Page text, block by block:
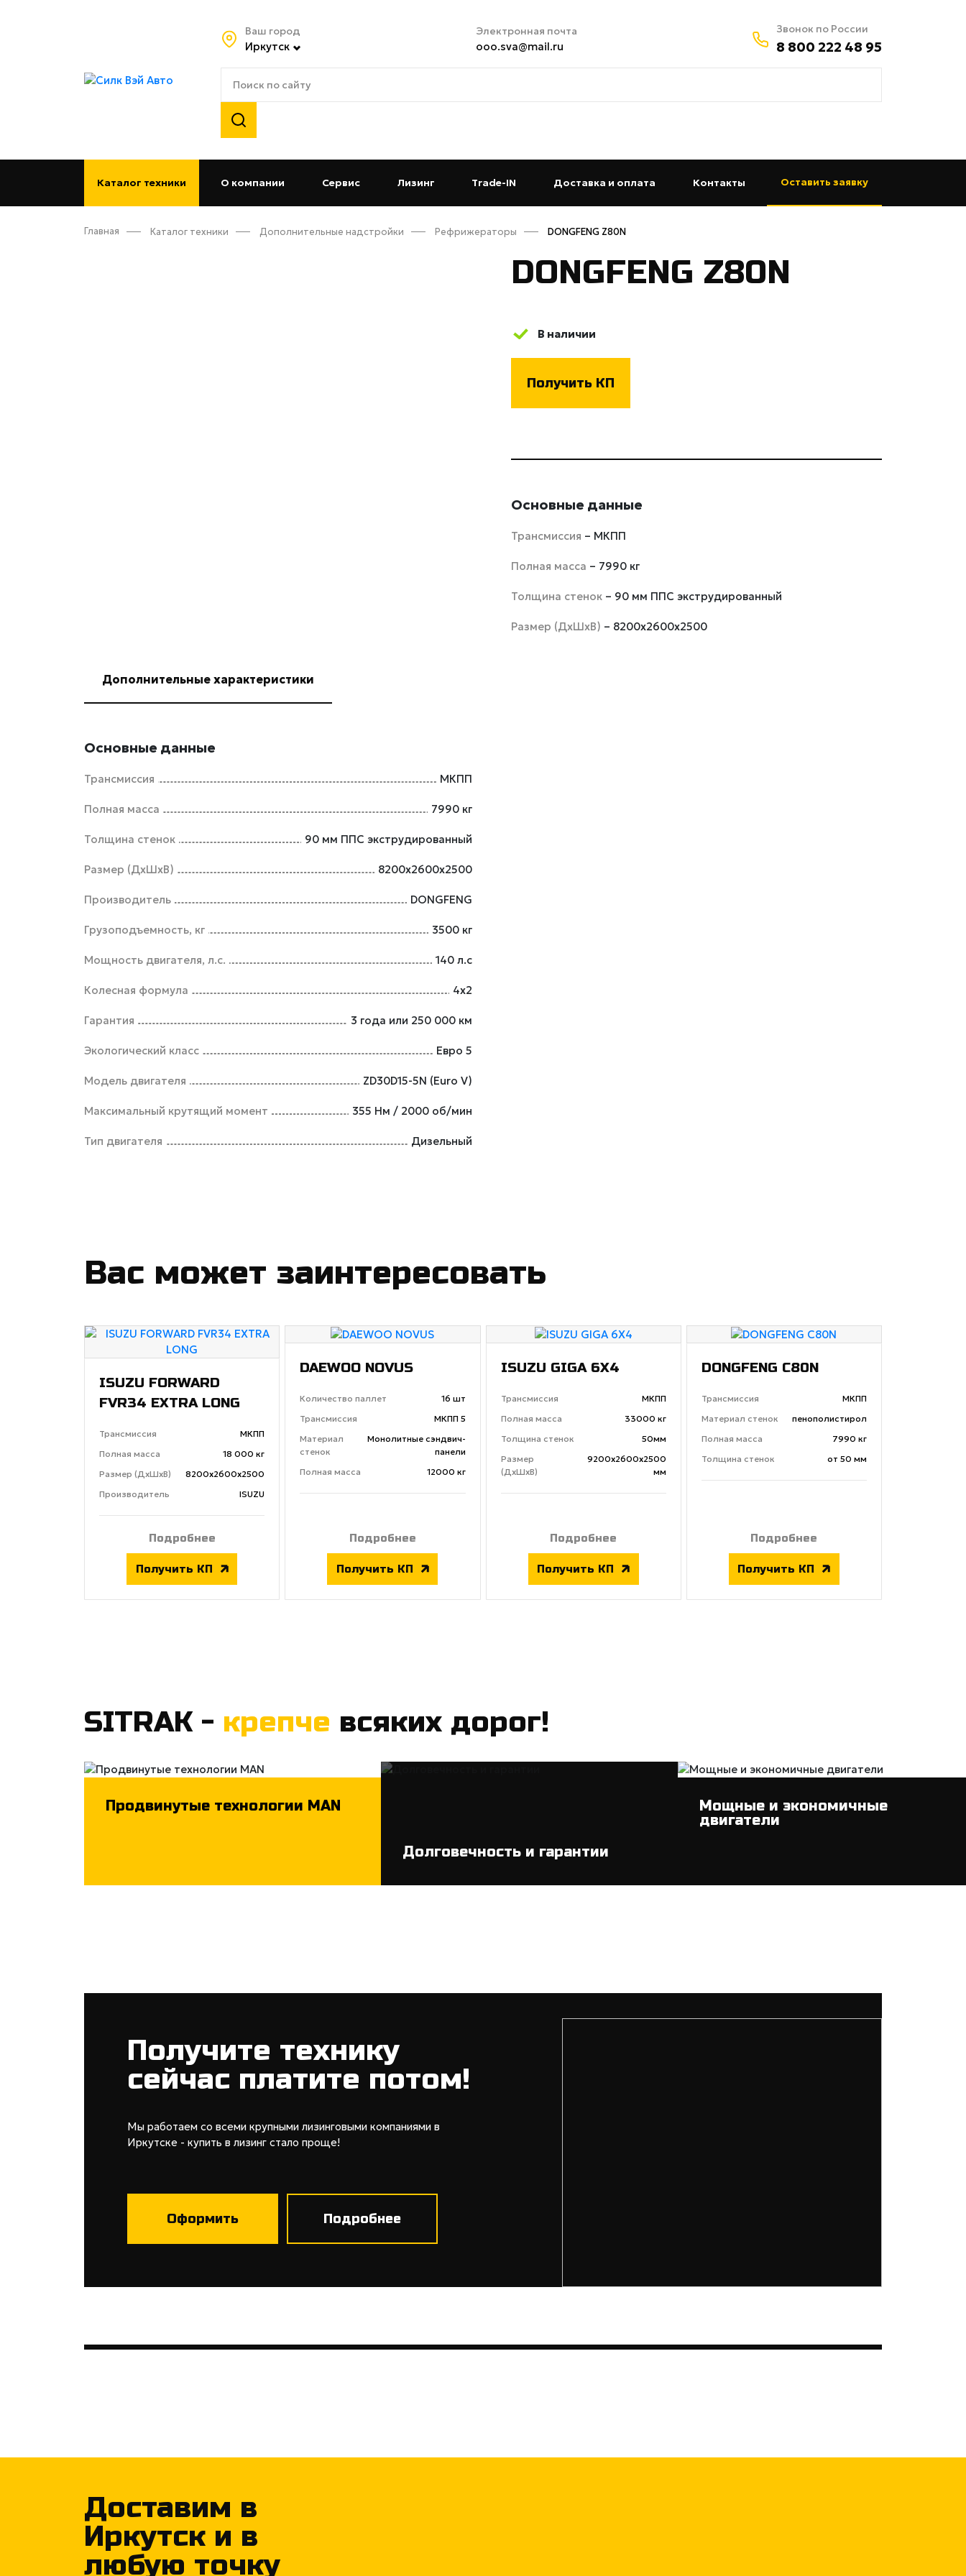
Ваш город
Иркутск
Электронная почта
ooo.sva@mail.ru
Звонок по России
8 800 222 48 95
Каталог техники О компании (current)Сервис(current)Лизинг (current)Trade-IN (current)Доставка и оплата (current)Контакты (current)Оставить заявку
Главная Каталог техники Дополнительные надстройки Рефрижераторы DONGFENG Z80N
DONGFENG Z80N
В наличии
Получить КП
Основные данные
Трансмиссия – МКПП
Полная масса – 7990 кг
Толщина стенок – 90 мм ППС экструдированный
Размер (ДхШхВ) – 8200х2600х2500
Дополнительные характеристики
Основные данные
Трансмиссия МКПП
Полная масса 7990 кг
Толщина стенок 90 мм ППС экструдированный
Размер (ДхШхВ) 8200х2600х2500
Производитель DONGFENG
Грузоподъемность, кг 3500 кг
Мощность двигателя, л.с. 140 л.с
Колесная формула 4х2
Гарантия 3 года или 250 000 км
Экологический класс Евро 5
Модель двигателя ZD30D15-5N (Euro V)
Максимальный крутящий момент 355 Нм / 2000 об/мин
Тип двигателя Дизельный
Вас может заинтересовать
ISUZU FORWARD
FVR34 EXTRA LONG
Трансмиссия
МКПП
Полная масса
18 000 кг
Размер (ДхШхВ)
8200х2600х2500
Производитель
ISUZU
Подробнее
Получить КП
DAEWOO NOVUS
Количество паллет
16 шт
Трансмиссия
МКПП 5
Материал
стенок
Монолитные сэндвич-
панели
Полная масса
12000 кг
Подробнее
Получить КП
ISUZU GIGA 6X4
Трансмиссия
МКПП
Полная масса
33000 кг
Толщина стенок
50мм
Размер
(ДхШхВ)
9200х2600х2500
мм
Подробнее
Получить КП
DONGFENG C80N
Трансмиссия
МКПП
Материал стенок
пенополистирол
Полная масса
7990 кг
Толщина стенок
от 50 мм
Подробнее
Получить КП
SITRAK - крепче всяких дорог!
Продвинутые технологии MAN
Долговечность и гарантии
Мощные и экономичные
двигатели
Получите технику
сейчас платите потом!
Мы работаем со всеми крупными лизинговыми компаниями в
Иркутске - купить в лизинг стало проще!
Оформить Подробнее
Доставим в
Иркутск и в
любую точку